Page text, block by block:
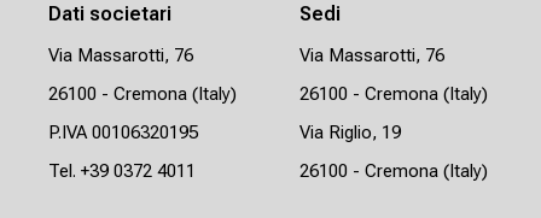
Dati societari
Via Massarotti, 76
26100 - Cremona (Italy)
P.IVA 00106320195
Tel. +39 0372 4011
Sedi
Via Massarotti, 76
26100 - Cremona (Italy)
Via Riglio, 19
26100 - Cremona (Italy)